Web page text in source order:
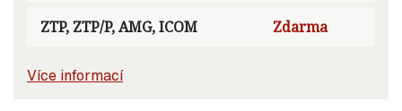
ZTP, ZTP/P, AMG, ICOM Zdarma
Více informací